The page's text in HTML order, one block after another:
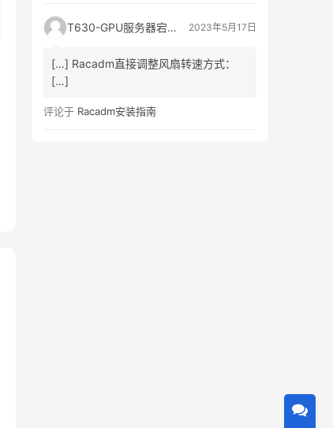
T630-GPU服务器宕机、自动重启日志记录_3A网络资讯门户 2023年5月17日
[…] Racadm直接调整风扇转速方式：
[…]
评论于 Racadm安装指南